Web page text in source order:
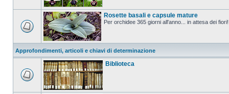
Rosette basali e capsule mature
Per orchidee 365 giorni all'anno... in attesa dei fiori!
Approfondimenti, articoli e chiavi di determinazione
Biblioteca